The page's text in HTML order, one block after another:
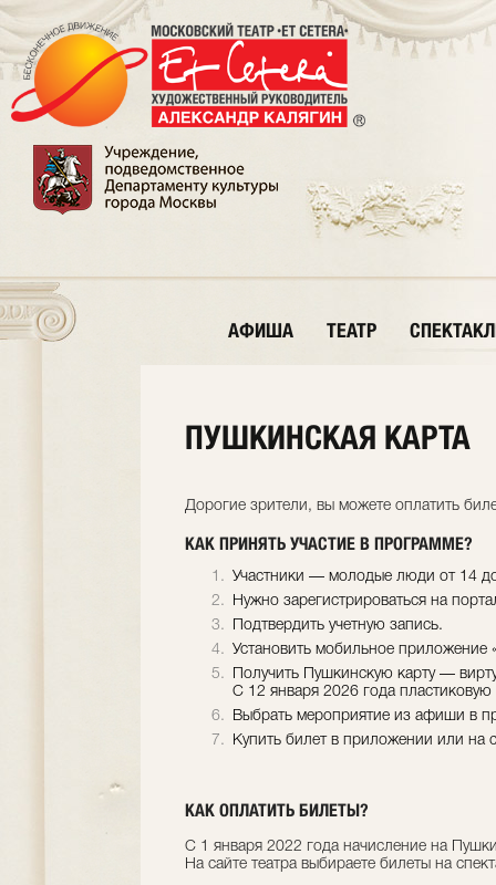
АФИША ТЕАТР
ПУШКИНСКАЯ КАРТА
Дорогие зрители, вы можете оплатить
КАК ПРИНЯТЬ УЧАСТИЕ В ПРОГРАММЕ?
Участники — молодые люди от 14
Нужно зарегистрироваться на
Подтвердить учетную запись.
Установить мобильное приложение
Получить Пушкинскую карту —
С 12 января 2026 года
Выбрать мероприятие из афиши в
Купить билет в приложении или на
КАК ОПЛАТИТЬ БИЛЕТЫ?
С 1 января 2022 года начисление на
На сайте театра выбираете билеты на